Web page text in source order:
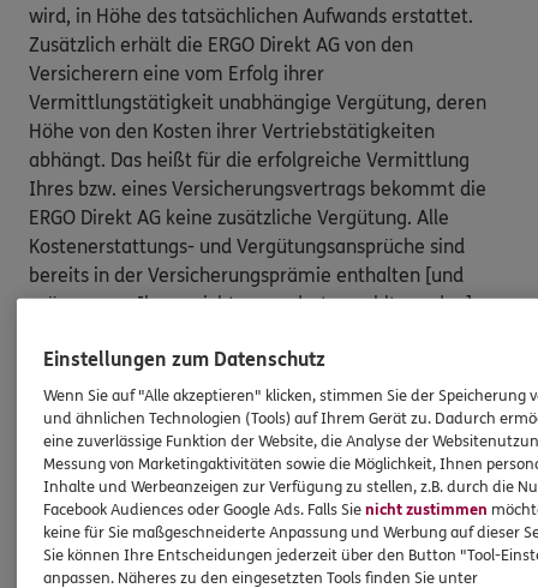
wird, in Höhe des tatsächlichen Aufwands erstattet.
Zusätzlich erhält die ERGO Direkt AG von den
Versicherern eine vom Erfolg ihrer
Vermittlungstätigkeit unabhängige Vergütung, deren
Höhe von den Kosten ihrer Vertriebstätigkeiten
abhängt. Das heißt für die erfolgreiche Vermittlung
Ihres bzw. eines Versicherungsvertrags bekommt die
ERGO Direkt AG keine zusätzliche Vergütung. Alle
Kostenerstattungs- und Vergütungsansprüche sind
bereits in der Versicherungsprämie enthalten [und
müssen von Ihnen nicht gesondert gezahlt werden].
HINWEIS
Wichtiges aus dem Vermittlerrecht
Ich bin verpflichtet, Ihnen Auskünfte zu meiner
Person zu geben. Sowohl Ihr Schutz als Verbraucher
Einstellungen zum Datenschutz
Wenn Sie auf "Alle akzeptieren" klicken, stimmen Sie der Speicherung
und ähnlichen Technologien (Tools) auf Ihrem Gerät zu. Dadurch
eine zuverlässige Funktion der Website, die Analyse der
Messung von Marketingaktivitäten sowie die Möglichkeit, Ihnen
Inhalte und Werbeanzeigen zur Verfügung zu stellen, z.B. durch die
Facebook Audiences oder Google Ads. Falls Sienicht zustimmen
keine für Sie maßgeschneiderte Anpassung und Werbung auf dieser
Sie können Ihre Entscheidungen jederzeit über den Button "Tool-
anpassen. Näheres zu den eingesetzten Tools finden Sie unter